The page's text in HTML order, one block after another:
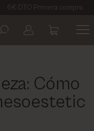
DTO Primera compra
Cómo